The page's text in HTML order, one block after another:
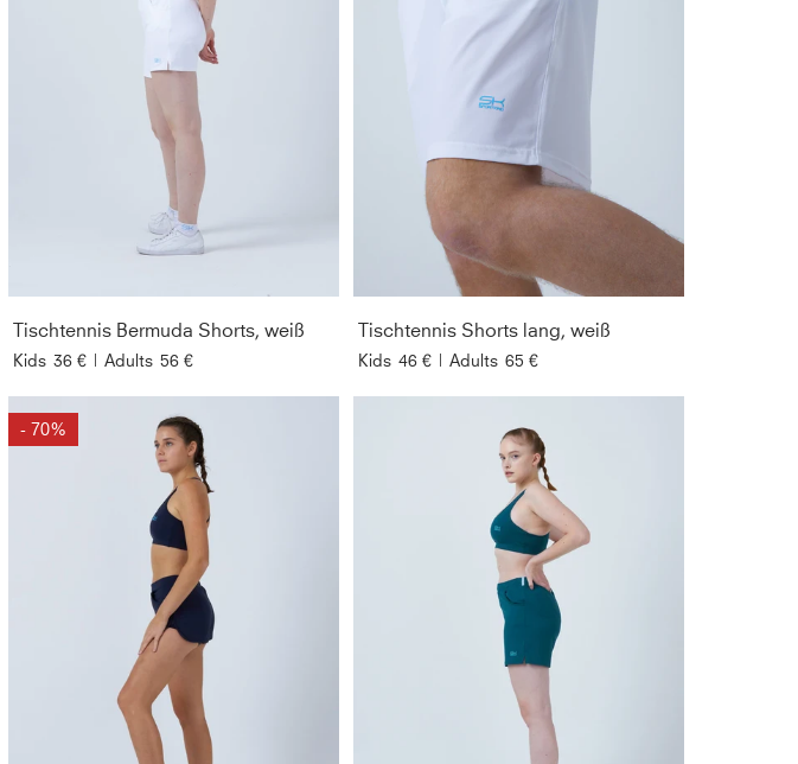
Tischtennis Bermuda Shorts, weiß
Kids 36 € | Adults 56 €
Tischtennis Shorts lang, weiß
Kids 46 € | Adults 65 €
- 70%